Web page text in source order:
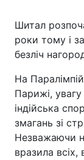
Шитал
роки тому і
безліч
На
Парижі, увагу
індійська
змагань зі
Незважаючи
вразила